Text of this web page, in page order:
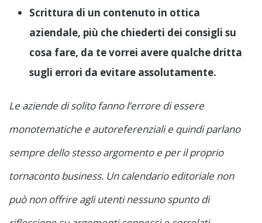
Scrittura di un contenuto in ottica
aziendale, più che chiederti dei consigli su
cosa fare, da te vorrei avere qualche dritta
sugli errori da evitare assolutamente.
Le aziende di solito fanno l’errore di essere
monotematiche e autoreferenziali e quindi parlano
sempre dello stesso argomento e per il proprio
tornaconto business. Un calendario editoriale non
può non offrire agli utenti nessuno spunto di